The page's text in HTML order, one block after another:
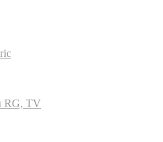
RG, TV